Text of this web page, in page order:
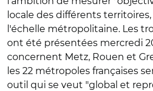
locale des différents
l'échelle métropolitaine. Les
ont été présentées mercredi
concernent Metz, Rouen et
les 22 métropoles françaises
outil qui se veut "global et